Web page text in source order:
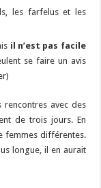
les farfelus et les
il n’est pas facile
se faire un avis
rencontres avec des
de trois jours. En
femmes différentes.
longue, il en aurait